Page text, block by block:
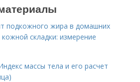
подкожного жира в домашних
складки: измерение
массы тела и его расчет